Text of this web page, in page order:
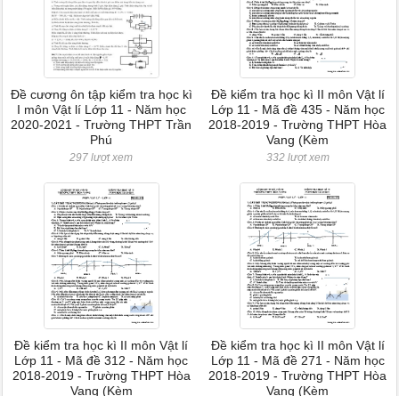
Đề cương ôn tập kiểm tra học kì
I môn Vật lí Lớp 11 - Năm học
2020-2021 - Trường THPT Trần
Phú
297 lượt xem
Đề kiểm tra học kì II môn Vật lí
Lớp 11 - Mã đề 435 - Năm học
2018-2019 - Trường THPT Hòa
Vang (Kèm
332 lượt xem
Đề kiểm tra học kì II môn Vật lí
Lớp 11 - Mã đề 312 - Năm học
2018-2019 - Trường THPT Hòa
Vang (Kèm
Đề kiểm tra học kì II môn Vật lí
Lớp 11 - Mã đề 271 - Năm học
2018-2019 - Trường THPT Hòa
Vang (Kèm